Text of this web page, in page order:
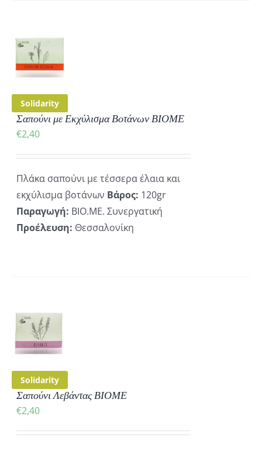
Solidarity
Σαπούνι με Εκχύλισμα Βοτάνων ΒΙΟΜΕ
€2,40
Πλάκα σαπούνι με τέσσερα έλαια και
εκχύλισμα βοτάνων Βάρος: 120gr
Παραγωγή: ΒΙΟ.ΜΕ. Συνεργατική
Προέλευση: Θεσσαλονίκη
Solidarity
Σαπούνι Λεβάντας ΒΙΟΜΕ
€2,40